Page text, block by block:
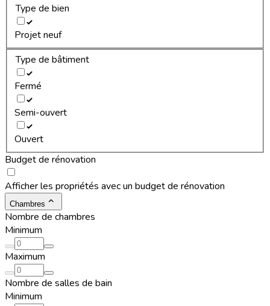
Type de bien
Projet neuf
Type de bâtiment
Fermé
Semi-ouvert
Ouvert
Budget de rénovation
Afficher les propriétés avec un budget de rénovation
Chambres
Nombre de chambres
Minimum
Maximum
Nombre de salles de bain
Minimum